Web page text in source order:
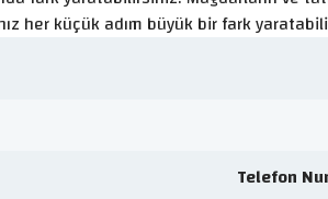
her küçük adım büyük bir fark
Telefon